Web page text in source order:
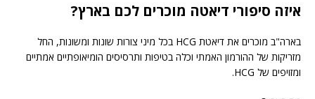
איזה סיפורי דיאטה מוכרים לכם בארץ?
בארה"ב מוכרים את דיאטת HCG בכל מיני צורות שונות ומשונות, החל
מזריקות של ההורמון האמתי וכלה בטיפות ותרסיסים הומיאופתיים אמתיים
ומזויפים של HCG.